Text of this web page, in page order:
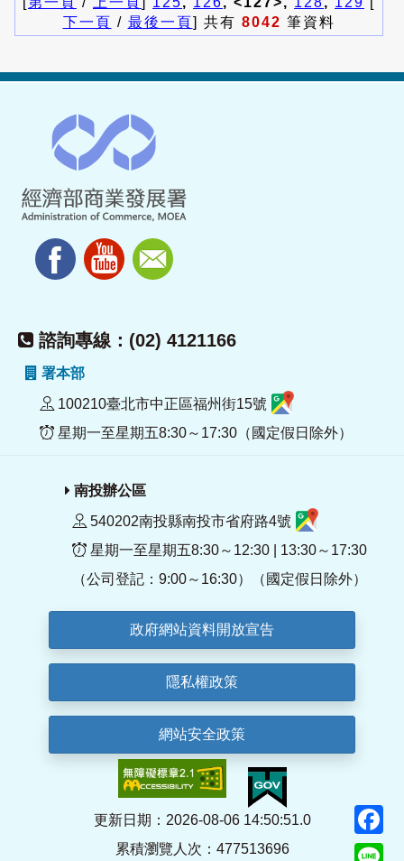
下一頁 / 最後一頁] 共有 8042 筆資料
諮詢專線：(02) 4121166
署本部
100210臺北市中正區福州街15號
星期一至星期五8:30～17:30（國定假日除外）
南投辦公區
540202南投縣南投市省府路4號
星期一至星期五8:30～12:30 | 13:30～17:30
（公司登記：9:00～16:30）（國定假日除外）
政府網站資料開放宣告
隱私權政策
網站安全政策
更新日期：2026-08-06 14:50:51.0
累積瀏覽人次：477513696